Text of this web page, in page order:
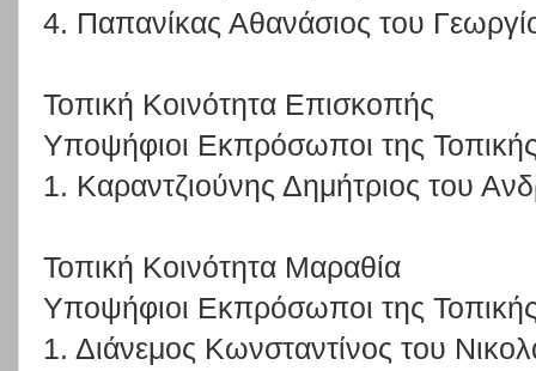
4. Παπανίκας Αθανάσιος του
Τοπική Κοινότητα Επισκοπής
Υποψήφιοι Εκπρόσωποι της
1. Καραντζιούνης Δημήτριος του
Τοπική Κοινότητα Μαραθία
Υποψήφιοι Εκπρόσωποι της
1. Διάνεμος Κωνσταντίνος του